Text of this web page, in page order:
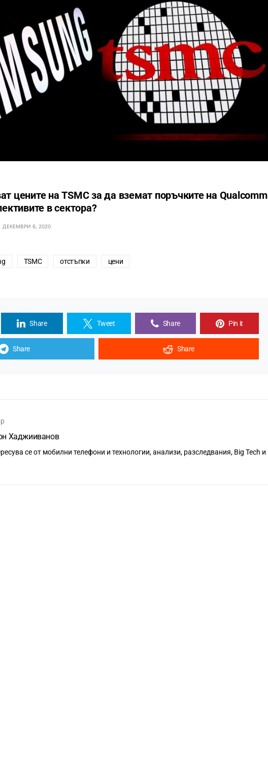
цените на TSMC за да вземат поръчките на Qualcomm
в сектора?
ДЕКЕМВРИ 6, 2020
TSMC отстъпки цени
Share Tweet Share Pin it
Share Share
Хаджииванов
се от мобилни телефони и технологии, анализи, разследвания, Big Tech и